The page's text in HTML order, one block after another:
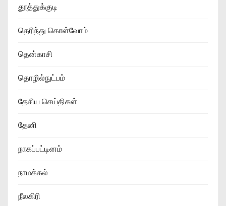
தூத்துக்குடி
தெரிந்து கொள்வோம்
தென்காசி
தொழில்நுட்பம்
தேசிய செய்திகள்
தேனி
நாகப்பட்டினம்
நாமக்கல்
நீலகிரி